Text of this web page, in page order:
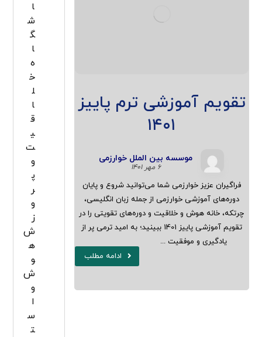
تقویم آموزشی ترم پاییز
۱۴۰۱
موسسه بین الملل خوارزمی
۶ مهر ۱۴۰۱
فراگیران عزیز خوارزمی شما می‌توانید شروع و پایان
دوره‌های آموزشی خوارزمی از جمله زبان انگلیسی،
چرتکه، خانه هوش و خلاقیت و دوره‌های تقویتی را در
تقویم آموزشی پاییز 1401 ببینید؛ به امید ترمی پر از
یادگیری و موفقیت ...
ادامه مطلب
ا
ش
گ
ا
ه
خ
ل
ا
ق
ی
ت
و
پ
ر
و
ز
ش
ه
و
ش
و
ا
س
ت